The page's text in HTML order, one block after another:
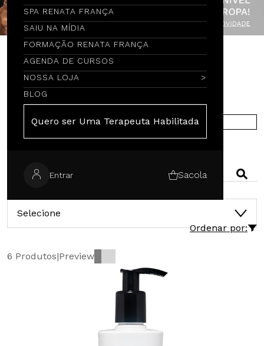
SPA RENATA FRANÇA
SAIU NA MÍDIA
FORMAÇÃO RENATA FRANÇA
AGENDA DE CURSOS
NOSSA LOJA
BLOG
Quero ser Uma Terapeuta Habilitada
Entrar Sacola
Encontre por Nome
COMPRE NA EUROPA
Selecione
Ordenar por:
6 Produtos|Preview